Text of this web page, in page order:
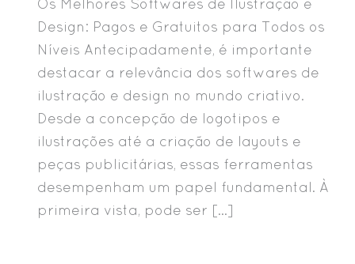
Design: Pagos e Gratuitos para Todos os
Níveis Antecipadamente, é importante
destacar a relevância dos softwares de
ilustração e design no mundo criativo.
Desde a concepção de logotipos e
ilustrações até a criação de layouts e
peças publicitárias, essas ferramentas
desempenham um papel fundamental. À
primeira vista, pode ser […]